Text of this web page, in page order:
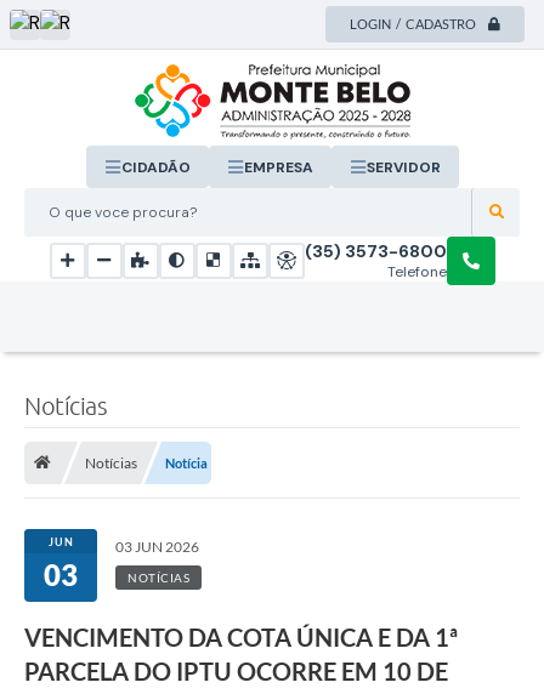
LOGIN / CADASTRO
O que voce procura?
CIDADÃO EMPRESA SERVIDOR
Telefone
(35) 3573-6800
Notícias
Notícias Notícia
JUN
03
03 JUN 2026
NOTÍCIAS
VENCIMENTO DA COTA ÚNICA E DA 1ª
PARCELA DO IPTU OCORRE EM 10 DE